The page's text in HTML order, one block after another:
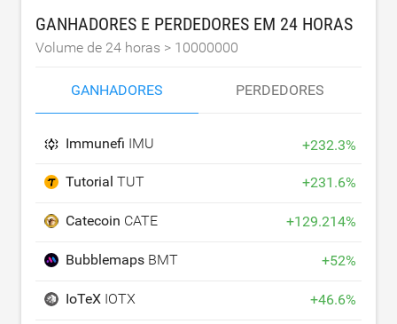
GANHADORES E PERDEDORES EM 24 HORAS
Volume de 24 horas > 10000000
GANHADORES PERDEDORES
Immunefi IMU +232.3%
Tutorial TUT +231.6%
Catecoin CATE +129.214%
Bubblemaps BMT +52%
IoTeX IOTX +46.6%